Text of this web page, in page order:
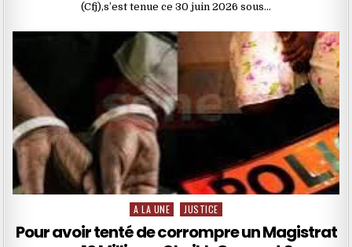
(Cfj),s’est tenue ce 30 juin 2026 sous…
Posted
in
A LA UNE JUSTICE
Pour avoir tenté de corrompre un Magistrat